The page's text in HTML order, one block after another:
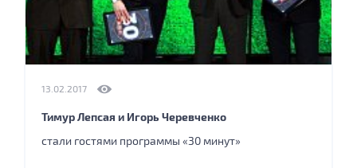
13.02.2017
Тимур Лепсая и Игорь Черевченко
стали гостями программы «30 минут»